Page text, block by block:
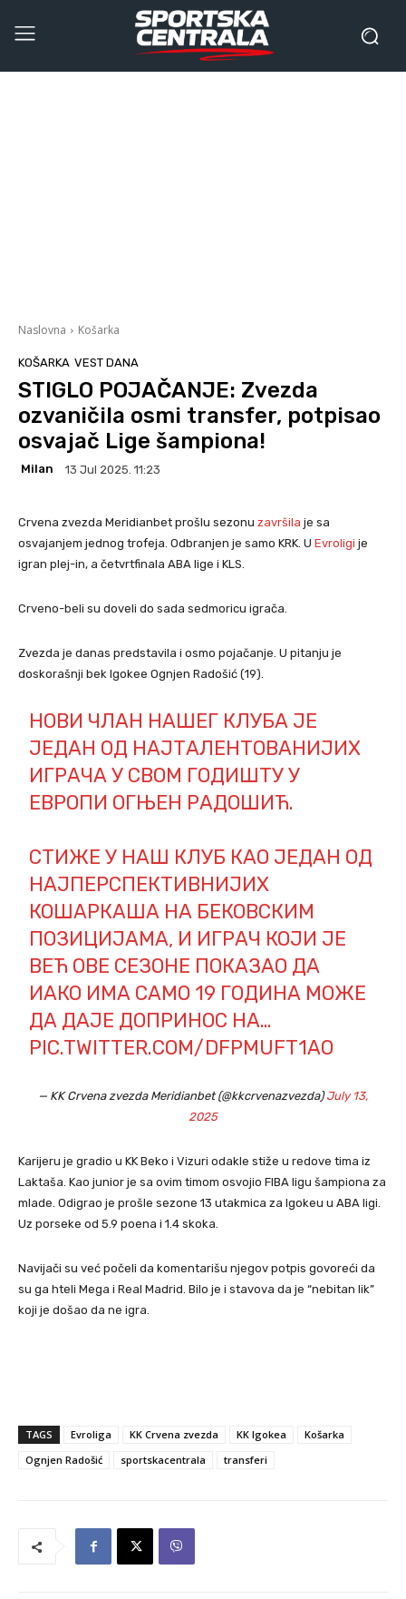
Naslovna Košarka
KOŠARKA VEST DANA
STIGLO POJAČANJE: Zvezda
ozvaničila osmi transfer, potpisao
osvajač Lige šampiona!
Milan 13 Jul 2025. 11:23
Crvena zvezda Meridianbet prošlu sezonu završila je sa
osvajanjem jednog trofeja. Odbranjen je samo KRK. U Evroligi je
igran plej-in, a četvrtfinala ABA lige i KLS.
Crveno-beli su doveli do sada sedmoricu igrača.
Zvezda je danas predstavila i osmo pojačanje. U pitanju je
doskorašnji bek Igokee Ognjen Radošić (19).
НОВИ ЧЛАН НАШЕГ КЛУБА ЈЕ
ЈЕДАН ОД НАЈТАЛЕНТОВАНИЈИХ
ИГРАЧА У СВОМ ГОДИШТУ У
ЕВРОПИ ОГЊЕН РАДОШИЋ.
СТИЖЕ У НАШ КЛУБ КАО ЈЕДАН ОД
НАЈПЕРСПЕКТИВНИЈИХ
КОШАРКАША НА БЕКОВСКИМ
ПОЗИЦИЈАМА, И ИГРАЧ КОЈИ ЈЕ
ВЕЋ ОВЕ СЕЗОНЕ ПОКАЗАО ДА
ИАКО ИМА САМО 19 ГОДИНА МОЖЕ
ДА ДАЈЕ ДОПРИНОС НА…
PIC.TWITTER.COM/DFPMUFT1AO
— KK Crvena zvezda Meridianbet (@kkcrvenazvezda)July 13,
2025
Karijeru je gradio u KK Beko i Vizuri odakle stiže u redove tima iz
Laktaša. Kao junior je sa ovim timom osvojio FIBA ligu šampiona za
mlade. Odigrao je prošle sezone 13 utakmica za Igokeu u ABA ligi.
Uz porseke od 5.9 poena i 1.4 skoka.
Navijači su već počeli da komentarišu njegov potpis govoreći da
su ga hteli Mega i Real Madrid. Bilo je i stavova da je “nebitan lik”
koji je došao da ne igra.
TAGS Evroliga KK Crvena zvezda KK Igokea
Košarka
Ognjen Radošić
sportskacentrala transferi